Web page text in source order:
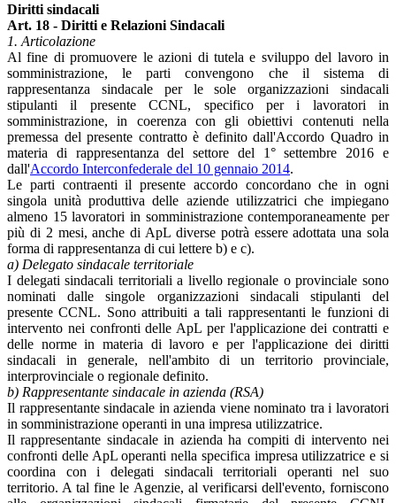
Diritti sindacali
Art. 18 - Diritti e Relazioni Sindacali
1. Articolazione
Al fine di promuovere le azioni di tutela e sviluppo del lavoro in
somministrazione, le parti convengono che il sistema di
rappresentanza sindacale per le sole organizzazioni sindacali
stipulanti il presente CCNL, specifico per i lavoratori in
somministrazione, in coerenza con gli obiettivi contenuti nella
premessa del presente contratto è definito dall'Accordo Quadro in
materia di rappresentanza del settore del 1° settembre 2016 e
dall'Accordo Interconfederale del 10 gennaio 2014.
Le parti contraenti il presente accordo concordano che in ogni
singola unità produttiva delle aziende utilizzatrici che impiegano
almeno 15 lavoratori in somministrazione contemporaneamente per
più di 2 mesi, anche di ApL diverse potrà essere adottata una sola
forma di rappresentanza di cui lettere b) e c).
a) Delegato sindacale territoriale
I delegati sindacali territoriali a livello regionale o provinciale sono
nominati dalle singole organizzazioni sindacali stipulanti del
presente CCNL. Sono attribuiti a tali rappresentanti le funzioni di
intervento nei confronti delle ApL per l'applicazione dei contratti e
delle norme in materia di lavoro e per l'applicazione dei diritti
sindacali in generale, nell'ambito di un territorio provinciale,
interprovinciale o regionale definito.
b) Rappresentante sindacale in azienda (RSA)
Il rappresentante sindacale in azienda viene nominato tra i lavoratori
in somministrazione operanti in una impresa utilizzatrice.
Il rappresentante sindacale in azienda ha compiti di intervento nei
confronti delle ApL operanti nella specifica impresa utilizzatrice e si
coordina con i delegati sindacali territoriali operanti nel suo
territorio. A tal fine le Agenzie, al verificarsi dell'evento, forniscono